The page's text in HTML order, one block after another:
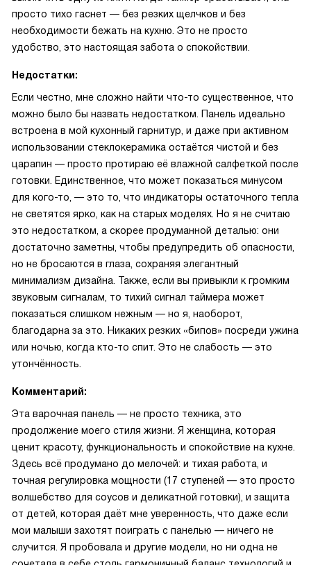
просто тихо гаснет — без резких щелчков и без
необходимости бежать на кухню. Это не просто
удобство, это настоящая забота о спокойствии.
Недостатки:
Если честно, мне сложно найти что-то существенное, что
можно было бы назвать недостатком. Панель идеально
встроена в мой кухонный гарнитур, и даже при активном
использовании стеклокерамика остаётся чистой и без
царапин — просто протираю её влажной салфеткой после
готовки. Единственное, что может показаться минусом
для кого-то, — это то, что индикаторы остаточного тепла
не светятся ярко, как на старых моделях. Но я не считаю
это недостатком, а скорее продуманной деталью: они
достаточно заметны, чтобы предупредить об опасности,
но не бросаются в глаза, сохраняя элегантный
минимализм дизайна. Также, если вы привыкли к громким
звуковым сигналам, то тихий сигнал таймера может
показаться слишком нежным — но я, наоборот,
благодарна за это. Никаких резких «бипов» посреди ужина
или ночью, когда кто-то спит. Это не слабость — это
утончённость.
Комментарий:
Эта варочная панель — не просто техника, это
продолжение моего стиля жизни. Я женщина, которая
ценит красоту, функциональность и спокойствие на кухне.
Здесь всё продумано до мелочей: и тихая работа, и
точная регулировка мощности (17 ступеней — это просто
волшебство для соусов и деликатной готовки), и защита
от детей, которая даёт мне уверенность, что даже если
мои малыши захотят поиграть с панелью — ничего не
случится. Я пробовала и другие модели, но ни одна не